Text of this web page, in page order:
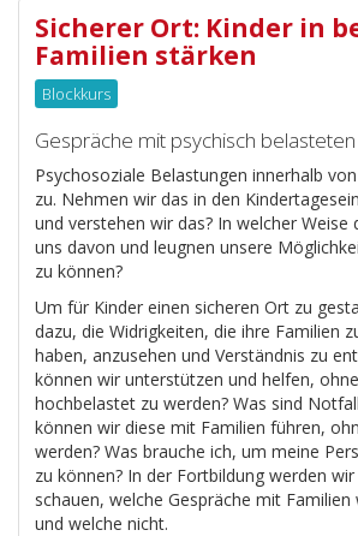
Sicherer Ort: Kinder in
Familien stärken
Blockkurs
Gespräche mit psychisch
Psychosoziale Belastungen innerhalb
zu. Nehmen wir das in den
und verstehen wir das? In welcher Weise
uns davon und leugnen unsere
zu können?
Um für Kinder einen sicheren Ort zu
dazu, die Widrigkeiten, die ihre Familien
haben, anzusehen und Verständnis zu
können wir unterstützen und helfen,
hochbelastet zu werden? Was sind
können wir diese mit Familien führen,
werden? Was brauche ich, um meine
zu können? In der Fortbildung werden
schauen, welche Gespräche mit
und welche nicht.